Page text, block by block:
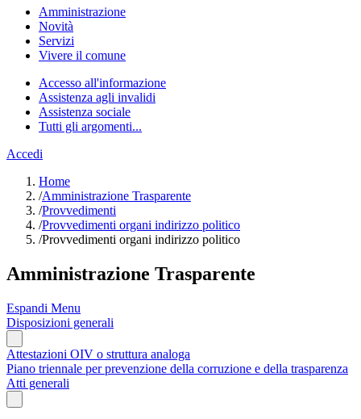
Amministrazione
Novità
Servizi
Vivere il comune
Accesso all'informazione
Assistenza agli invalidi
Assistenza sociale
Tutti gli argomenti...
Accedi
Home
/Amministrazione Trasparente
/Provvedimenti
/Provvedimenti organi indirizzo politico
/Provvedimenti organi indirizzo politico
Amministrazione Trasparente
Espandi Menu
Disposizioni generali
Attestazioni OIV o struttura analoga
Piano triennale per prevenzione della corruzione e della trasparenza
Atti generali